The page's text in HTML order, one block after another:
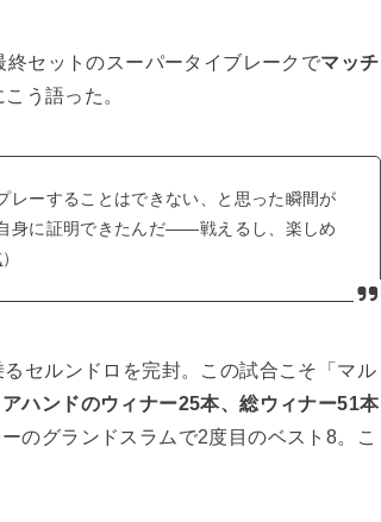
終セットのスーパータイブレークでマッチ
う語った。
レーすることはできない、と思った瞬間が
身に証明できたんだ——戦えるし、楽しめ
）
セルンドロを完封。この試合こそ「マル
ハンドのウィナー25本、総ウィナー51本
のグランドスラムで2度目のベスト8。こ